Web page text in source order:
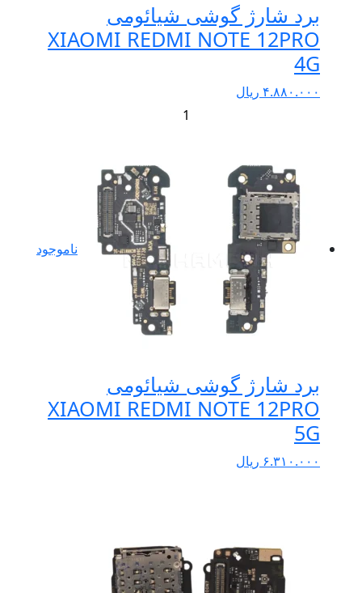
برد شارژ گوشی شیائومی
XIAOMI REDMI NOTE 12PRO
4G
۴.۸۸۰.۰۰۰ ریال
+
ناموجود
برد شارژ گوشی شیائومی
XIAOMI REDMI NOTE 12PRO
5G
۶.۳۱۰.۰۰۰ریال